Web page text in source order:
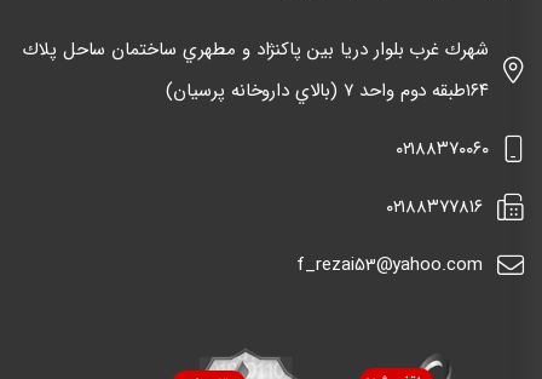
شهرك غرب بلوار دريا بين پاكنژاد و مطهري ساختمان ساحل پلاك
١٦٤طبقه دوم واحد ٧ (بالاي داروخانه پرسيان)
٠٢١٨٨٣٧٠٠٦٠
٠٢١٨٨٣٧٧٨١٦
f_rezai53@yahoo.com